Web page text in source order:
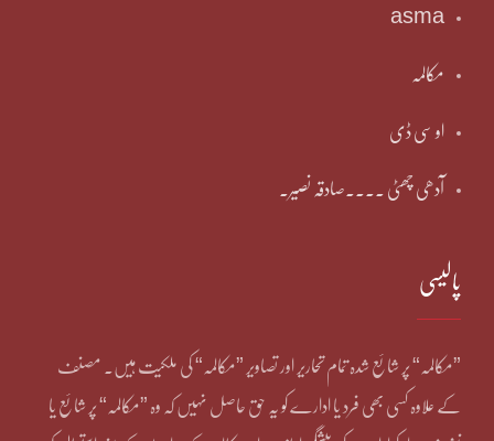
asma
مکالمہ
او سی ڈی
آدھی چھٹی ۔۔۔۔صادقہ نصیر۔
پالیسی
”مکالمہ“ پر شائع شدہ تمام تحاریر اور تصاویر ”مکالمہ“ کی ملکیت ہیں۔ مصنف
کے علاوہ کسی بھی فرد یا ادارے کو یہ حق حاصل نہیں کہ وہ ”مکالمہ“ پر شائع یا